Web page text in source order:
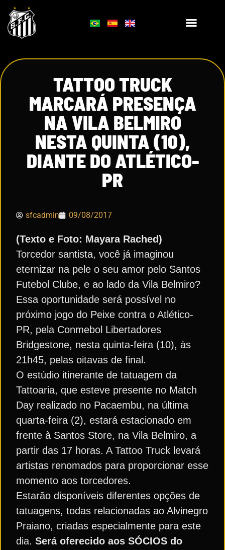
TATTOO TRUCK
MARCARÁ PRESENÇA
NA VILA BELMIRO
NESTA QUINTA (10),
DIANTE DO ATLÉTICO-
PR
sfcadmin 09/08/2017
(Texto e Foto: Mayara Rached)
Torcedor santista, você já imaginou
eternizar na pele o seu amor pelo Santos
Futebol Clube, e ao lado da Vila Belmiro?
Essa oportunidade será possível no
próximo jogo do Peixe contra o Atlético-
PR, pela Conmebol Libertadores
Bridgestone, nesta quinta-feira (10), às
21h45, pelas oitavas de final.
O estúdio itinerante de tatuagem da
Tattoaria, que esteve presente no Match
Day realizado no Pacaembu, na última
quarta-feira (2), estará estacionado em
frente à Santos Store, na Vila Belmiro, a
partir das 17 horas. A Tattoo Truck levará
artistas renomados para proporcionar esse
momento aos torcedores.
Estarão disponíveis diferentes opções de
tatuagens, todas relacionadas ao Alvinegro
Praiano, criadas especialmente para este
dia. Será oferecido aos SÓCIOS do